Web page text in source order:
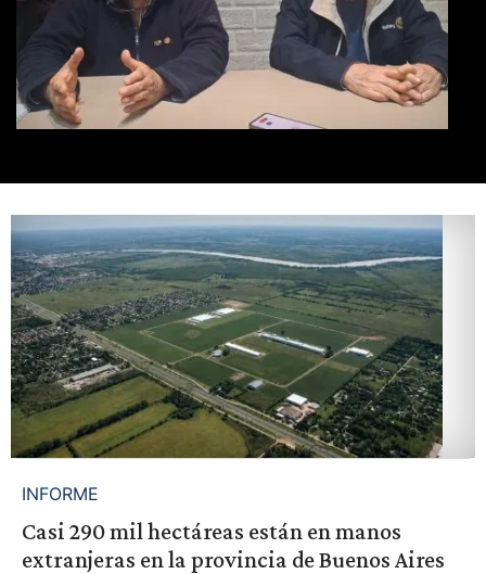
INFORME
Casi 290 mil hectáreas están en manos
extranjeras en la provincia de Buenos Aires